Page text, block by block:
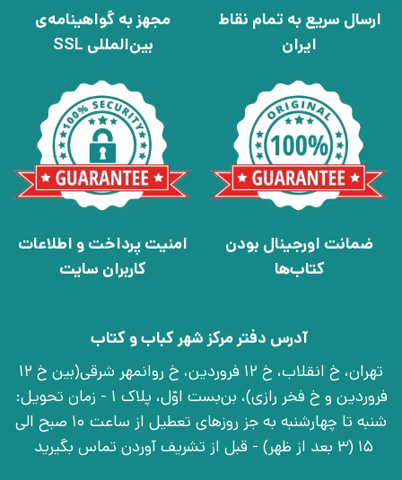
ارسال سریع به تمام نقاط
ایران
مجهز به گواهینامه‌ی
بین‌المللی SSL
ضمانت اورجینال بودن
کتاب‌ها
امنیت پرداخت و اطلاعات
کاربران سایت
آدرس دفتر مرکز شهر کباب و کتاب
تهران، خ انقلاب، خ 12 فروردین، خ روانمهر شرقی(بین خ 12
فروردین و خ فخر رازی)، بن‌بست اوّل، پلاک 1 - زمان تحویل:
شنبه تا چهارشنبه به جز روزهای تعطیل از ساعت 10 صبح الی
15 (3 بعد از ظهر) - قبل از تشریف آوردن تماس بگیرید